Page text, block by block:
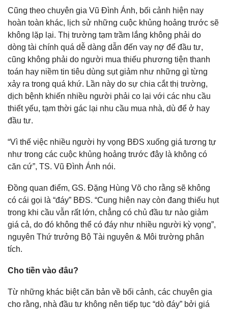
Cũng theo chuyên gia Vũ Đình Ánh, bối cảnh hiện nay
hoàn toàn khác, lịch sử những cuộc khủng hoảng trước sẽ
không lặp lại. Thị trường tạm trầm lắng không phải do
dòng tài chính quá dễ dàng dẫn đến vay nợ để đầu tư,
cũng không phải do người mua thiếu phương tiện thanh
toán hay niềm tin tiêu dùng sụt giảm như những gì từng
xảy ra trong quá khứ. Lần này do sự chia cắt thị trường,
dịch bệnh khiến nhiều người phải co lại với các nhu cầu
thiết yếu, tạm thời gác lại nhu cầu mua nhà, dù để ở hay
đầu tư.
“Vì thế việc nhiều người hy vọng BĐS xuống giá tương tự
như trong các cuộc khủng hoảng trước đây là không có
căn cứ”, TS. Vũ Đình Ánh nói.
Đồng quan điểm, GS. Đặng Hùng Võ cho rằng sẽ không
có cái gọi là “đáy” BĐS. “Cung hiện nay còn đang thiếu hụt
trong khi cầu vẫn rất lớn, chẳng có chủ đầu tư nào giảm
giá cả, do đó không thể có đáy như nhiều người kỳ vọng”,
nguyên Thứ trưởng Bộ Tài nguyên & Môi trường phân
tích.
Cho tiền vào đâu?
Từ những khác biệt căn bản về bối cảnh, các chuyên gia
cho rằng, nhà đầu tư không nên tiếp tục “dò đáy” bởi giá